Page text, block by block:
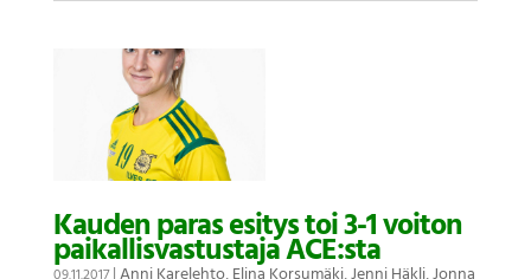
Kauden paras esitys toi 3-1 voiton
paikallisvastustaja ACE:sta